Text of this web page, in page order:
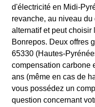
d'électricité en Midi-
revanche, au niveau
alternatif et peut choisir
Bonrepos. Deux offres
65330 (Hautes-
compensation carbone
ans (même en cas de
vous possédez un
question concernant